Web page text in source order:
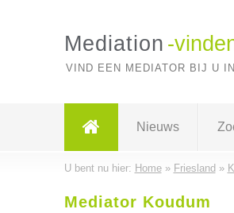
Mediation -
VIND EEN MEDIATOR BIJ U
Nieuws
U bent nu hier: Home» Friesland »
Mediator Koudum